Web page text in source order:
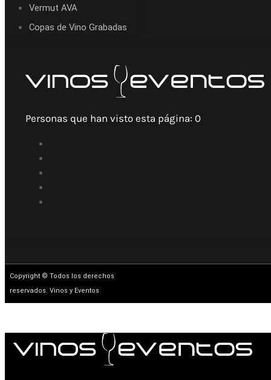
Vermut AVA
Copas de Vino Grabadas
Personas que han visto esta página: 0
Copyright © Todos los derechos
reservados. Vinos y Eventos